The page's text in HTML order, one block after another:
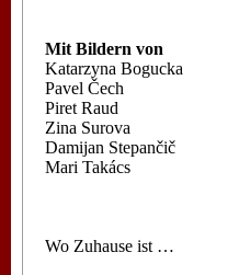
Mit Bildern von
Katarzyna Bogucka
Pavel Čech
Piret Raud
Zina Surova
Damijan Stepančič
Mari Takács
Wo Zuhause ist …